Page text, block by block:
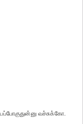
வச்சுக்கோ.